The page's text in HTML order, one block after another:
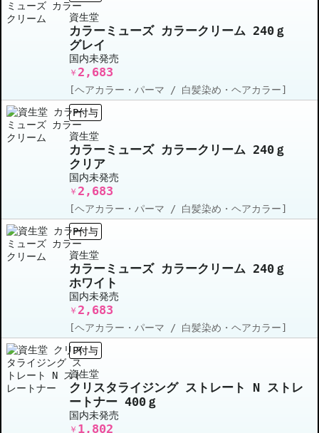
資生堂
カラーミューズ カラークリーム 240ｇ
グレイ
国内未発売
￥ 2,683
[ヘアカラー・パーマ / 白髪染め・ヘアカラー]
P付与
資生堂
カラーミューズ カラークリーム 240ｇ
クリア
国内未発売
￥ 2,683
[ヘアカラー・パーマ / 白髪染め・ヘアカラー]
P付与
資生堂
カラーミューズ カラークリーム 240ｇ
ホワイト
国内未発売
￥ 2,683
[ヘアカラー・パーマ / 白髪染め・ヘアカラー]
P付与
資生堂
クリスタライジング ストレート N ストレ
ートナー 400ｇ
国内未発売
￥ 1,802